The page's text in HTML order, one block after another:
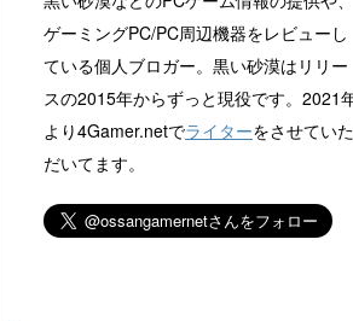
ゲーミングPC/PC周辺機器をレビューし
ている個人ブロガー。黒い砂漠はリリー
スの2015年からずっと現役です。2021
より4Gamer.netでライターをさせていた
だいてます。